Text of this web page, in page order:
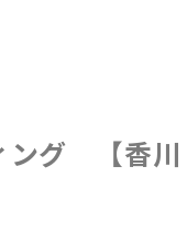
ング 【香川